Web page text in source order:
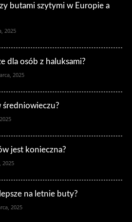
butami szytymi w Europie a
2025
dla osób z haluksami?
2025
średniowieczu?
jest konieczna?
2025
na letnie buty?
2025